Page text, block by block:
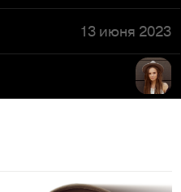
13 июня 2023